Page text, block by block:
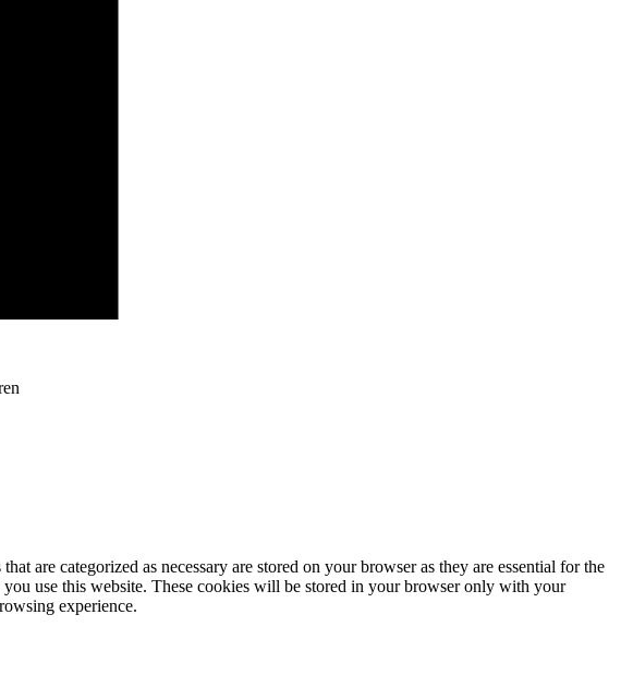
are categorized as necessary are stored on your browser as they are essential for the
use this website. These cookies will be stored in your browser only with your
experience.